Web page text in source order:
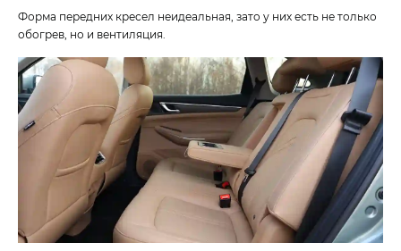
Форма передних кресел неидеальная, зато у них есть не только
обогрев, но и вентиляция.